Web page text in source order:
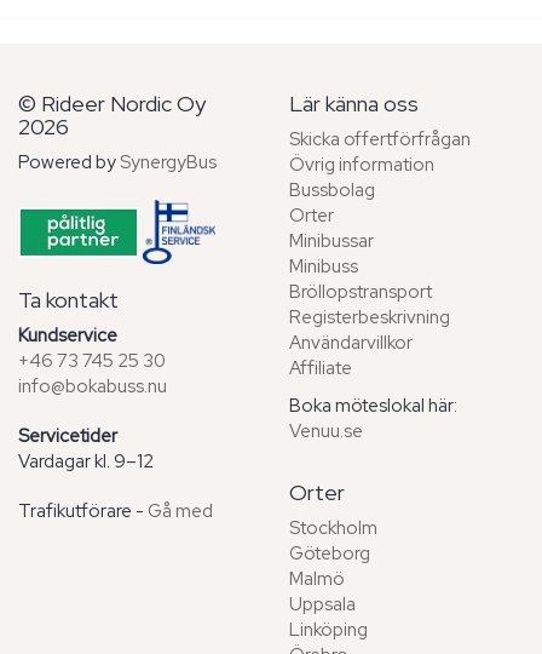
© Rideer Nordic Oy
2026
Powered by SynergyBus
Ta kontakt
Kundservice
+46 73 745 25 30
info@bokabuss.nu
Servicetider
Vardagar kl. 9–12
Trafikutförare - Gå med
Lär känna oss
Skicka offertförfrågan
Övrig information
Bussbolag
Orter
Minibussar
Minibuss
Bröllopstransport
Registerbeskrivning
Användarvillkor
Affiliate
Boka möteslokal här:
Venuu.se
Orter
Stockholm
Göteborg
Malmö
Uppsala
Linköping